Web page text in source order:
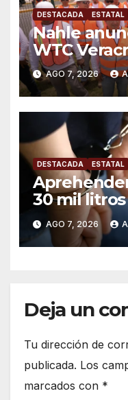
DESTACADA ESTATAL
Nahle
WTC
solución
AGO 7, 2026
DESTACADA ESTATAL
30 mil
AGO 7, 2026
Deja un
Tu dirección de
publicada. Los
marcados con *